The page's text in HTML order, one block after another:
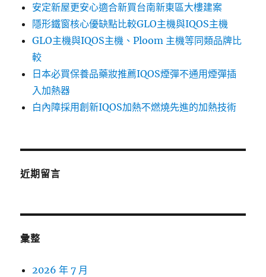
安定新屋更安心適合新買台南新東區大樓建案
隱形鐵窗核心優缺點比較GLO主機與IQOS主機
GLO主機與IQOS主機、Ploom 主機等同類品牌比
較
日本必買保養品藥妝推薦IQOS煙彈不通用煙彈插
入加熱器
白內障採用創新IQOS加熱不燃燒先進的加熱技術
近期留言
彙整
2026 年 7 月